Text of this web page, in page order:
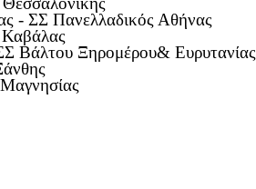
- ΣΣ Πανελλαδικός Αθήνας
Βάλτου Ξηρομέρου& Ευρυτανίας